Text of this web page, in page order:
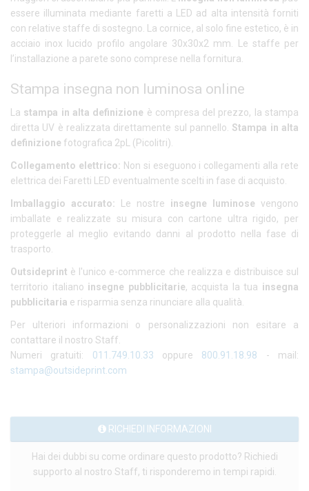
essere illuminata mediante faretti a LED ad alta intensità forniti
con relative staffe di sostegno. La cornice, al solo fine estetico, è in
acciaio inox lucido profilo angolare 30x30x2 mm. Le staffe per
l’installazione a parete sono comprese nella fornitura.
Stampa insegna non luminosa online
La stampa in alta definizione è compresa del prezzo, la stampa
diretta UV è realizzata direttamente sul pannello. Stampa in alta
definizione fotografica 2pL (Picolitri).
Collegamento elettrico: Non si eseguono i collegamenti alla rete
elettrica dei Faretti LED eventualmente scelti in fase di acquisto.
Imballaggio accurato: Le nostre insegne luminose vengono
imballate e realizzate su misura con cartone ultra rigido, per
proteggerle al meglio evitando danni al prodotto nella fase di
trasporto.
Outsideprint è l'unico e-commerce che realizza e distribuisce sul
territorio italiano insegne pubblicitarie, acquista la tua insegna
pubblicitaria e risparmia senza rinunciare alla qualità.
Per ulteriori informazioni o personalizzazioni non esitare a
contattare il nostro Staff.
Numeri gratuiti: 011.749.10.33 oppure 800.91.18.98 - mail:
stampa@outsideprint.com
RICHIEDI INFORMAZIONI
Hai dei dubbi su come ordinare questo prodotto? Richiedi
supporto al nostro Staff, ti risponderemo in tempi rapidi.